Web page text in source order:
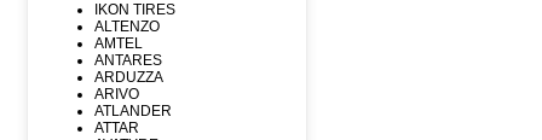
IKON TIRES
ALTENZO
AMTEL
ANTARES
ARDUZZA
ARIVO
ATLANDER
ATTAR